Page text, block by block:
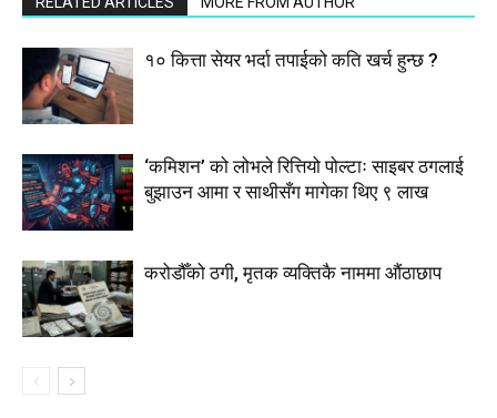
१० कित्ता सेयर भर्दा तपाईको कति खर्च हुन्छ ?
‘कमिशन’ को लोभले रित्तियो पोल्टाः साइबर ठगलाई
बुझाउन आमा र साथीसँग मागेका थिए ९ लाख
करोडौँको ठगी, मृतक व्यक्तिकै नाममा औंठाछाप